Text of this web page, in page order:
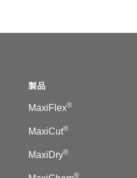
製品
MaxiFlex®
MaxiCut®
MaxiDry®
®